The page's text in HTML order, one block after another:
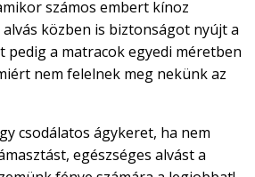
számos embert kínoz
közben is biztonságot nyújt a
pedig a matracok egyedi méretben
nem felelnek meg nekünk az
csodálatos ágykeret, ha nem
egészséges alvást a